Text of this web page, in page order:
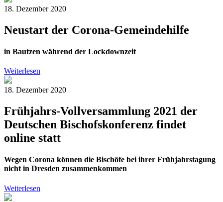
18. Dezember 2020
Neustart der Corona-Gemeindehilfe
in Bautzen während der Lockdownzeit
Weiterlesen
18. Dezember 2020
Frühjahrs-Vollversammlung 2021 der
Deutschen Bischofskonferenz findet
online statt
Wegen Corona können die Bischöfe bei ihrer Frühjahrstagung
nicht in Dresden zusammenkommen
Weiterlesen